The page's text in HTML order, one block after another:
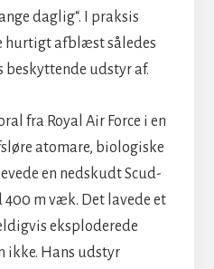
daglig“. I praksis
hurtigt afblæst således
beskyttende udstyr af.
fra Royal Air Force i en
atomare, biologiske
en nedskudt Scud-
m væk. Det lavede et
eksploderede
ikke. Hans udstyr